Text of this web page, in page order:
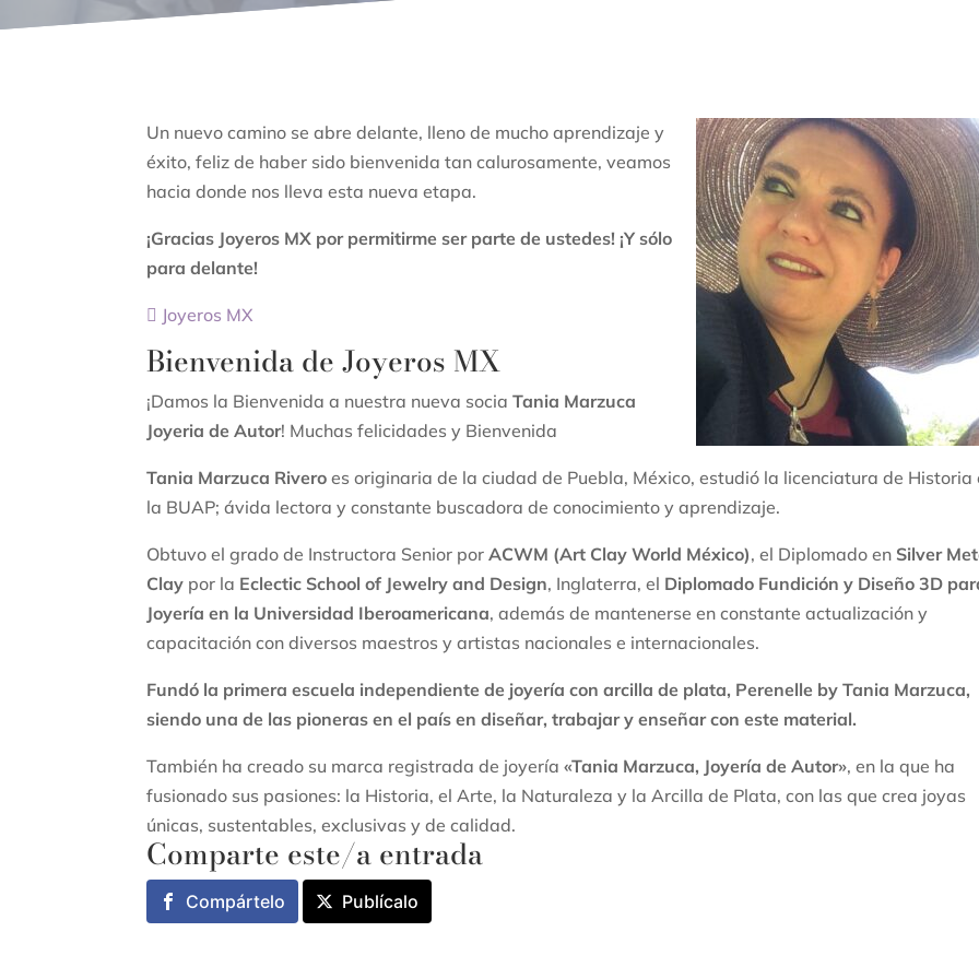
Un nuevo camino se abre delante, lleno de mucho aprendizaje y
éxito, feliz de haber sido bienvenida tan calurosamente, veamos
hacia donde nos lleva esta nueva etapa.
¡Gracias Joyeros MX por permitirme ser parte de ustedes! ¡Y sólo
para delante!
Joyeros MX
Bienvenida de Joyeros MX
¡Damos la Bienvenida a nuestra nueva sociaTania Marzuca
Joyeria de Autor! Muchas felicidades y Bienvenida
Tania Marzuca Rivero es originaria de la ciudad de Puebla, México, estudió la licenciatura de Historia
la BUAP; ávida lectora y constante buscadora de conocimiento y aprendizaje.
Obtuvo el grado de Instructora Senior porACWM (Art Clay World México), el Diplomado en Silver
Clay por la Eclectic School of Jewelry and Design, Inglaterra, el Diplomado Fundición y Diseño 3D
Joyería en la Universidad Iberoamericana, además de mantenerse en constante actualización y
capacitación con diversos maestros y artistas nacionales e internacionales.
Fundó la primera escuela independiente de joyería con arcilla de plata, Perenelle by Tania Marzuca,
siendo una de las pioneras en el país en diseñar, trabajar y enseñar con este material.
También ha creado su marca registrada de joyería«Tania Marzuca, Joyería de Autor», en la que ha
fusionado sus pasiones: la Historia, el Arte, la Naturaleza y la Arcilla de Plata, con las que crea joyas
únicas, sustentables, exclusivas y de calidad.
Comparte este/a entrada
Compártelo Publícalo